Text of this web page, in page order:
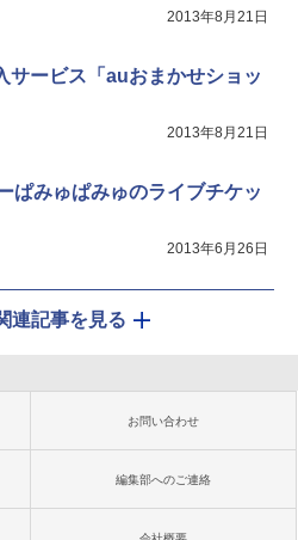
2013年8月21日
サービス「auおまかせショッ
2013年8月21日
ぱみゅぱみゅのライブチケッ
2013年6月26日
連記事を見る
お問い合わせ
編集部へのご連絡